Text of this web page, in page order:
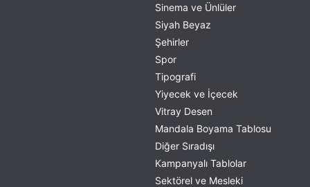
Sinema ve Ünlüler
Siyah Beyaz
Şehirler
Spor
Tipografi
Yiyecek ve İçecek
Vitray Desen
Mandala Boyama Tablosu
Diğer Sıradışı
Kampanyalı Tablolar
Sektörel ve Mesleki